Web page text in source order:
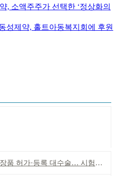
, 소액주주가 선택한 ‘정상화의
성제약, 홀트아동복지회에 후원
허가·등록 대수술… 시험자료 공용 허용